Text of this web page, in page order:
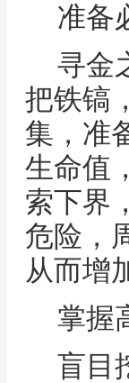
准备
寻金
把铁镐
集，准
生命值
索下界
危险，
从而增
掌握
盲目